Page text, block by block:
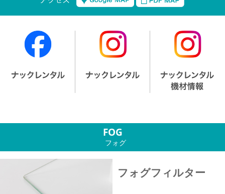
FOG
フォグ
フォグフィルター